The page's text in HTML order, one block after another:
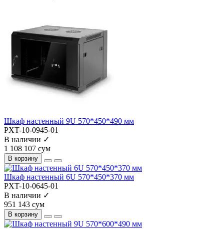
Шкаф настенный 9U 570*450*490 мм
PXT-10-0945-01
В наличии ✓
1 108 107 сум
В корзину
Шкаф настенный 6U 570*450*370 мм
PXT-10-0645-01
В наличии ✓
951 143 сум
В корзину